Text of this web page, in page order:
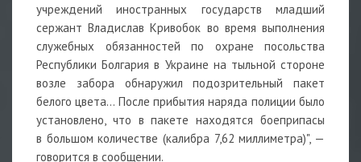
учреждений иностранных государств младший
сержант Владислав Кривобок во время выполнения
служебных обязанностей по охране посольства
Республики Болгария в Украине на тыльной стороне
возле забора обнаружил подозрительный пакет
белого цвета… После прибытия наряда полиции было
установлено, что в пакете находятся боеприпасы
в большом количестве (калибра 7,62 миллиметра)", —
говорится в сообщении.